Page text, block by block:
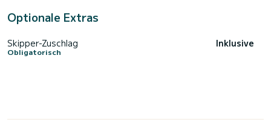
Optionale Extras
Skipper-Zuschlag
Obligatorisch
Inklusive